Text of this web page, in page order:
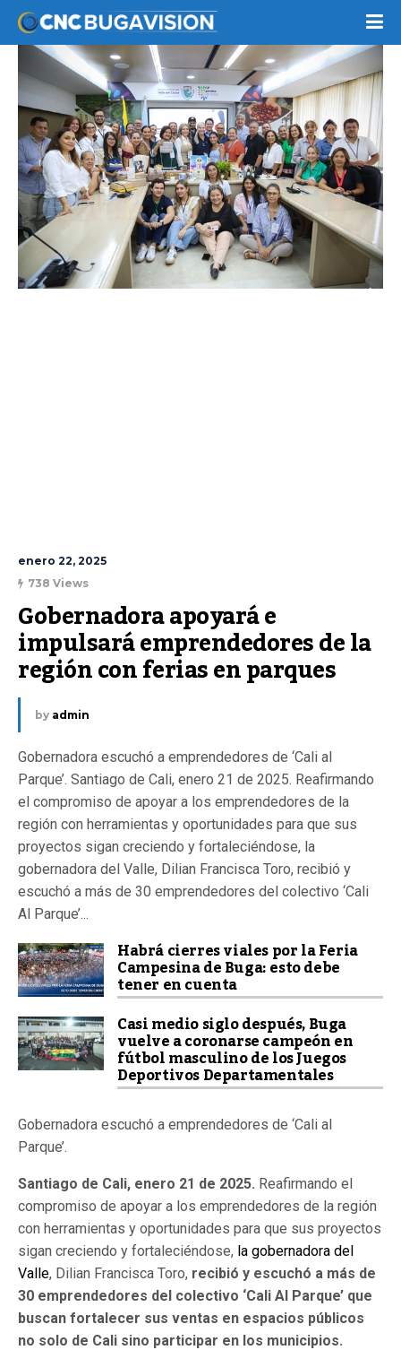
enero 22, 2025
738 Views
Gobernadora apoyará e
impulsará emprendedores de la
región con ferias en parques
by admin
Gobernadora escuchó a emprendedores de ‘Cali al
Parque’. Santiago de Cali, enero 21 de 2025. Reafirmando
el compromiso de apoyar a los emprendedores de la
región con herramientas y oportunidades para que sus
proyectos sigan creciendo y fortaleciéndose, la
gobernadora del Valle, Dilian Francisca Toro, recibió y
escuchó a más de 30 emprendedores del colectivo ‘Cali
Al Parque’...
Habrá cierres viales por la Feria
Campesina de Buga: esto debe
tener en cuenta
Casi medio siglo después, Buga
vuelve a coronarse campeón en
fútbol masculino de los Juegos
Deportivos Departamentales
Gobernadora escuchó a emprendedores de ‘Cali al
Parque’.
Santiago de Cali, enero 21 de 2025. Reafirmando el
compromiso de apoyar a los emprendedores de la región
con herramientas y oportunidades para que sus proyectos
sigan creciendo y fortaleciéndose, la gobernadora del
Valle, Dilian Francisca Toro, recibió y escuchó a más de
30 emprendedores del colectivo ‘Cali Al Parque’ que
buscan fortalecer sus ventas en espacios públicos
no solo de Cali sino participar en los municipios.